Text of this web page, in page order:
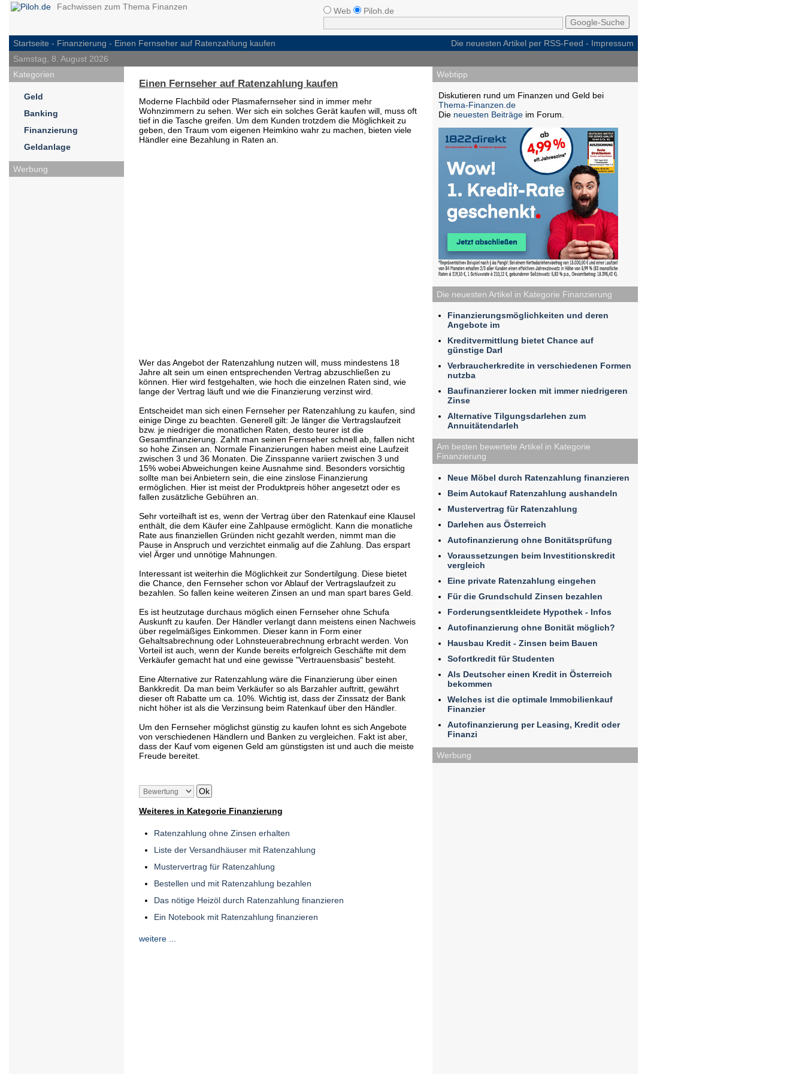
Fachwissen zum Thema Finanzen Web Piloh.de
Startseite - Finanzierung - Einen Fernseher auf Ratenzahlung kaufen Die neuesten Artikel per RSS-Feed - Impressum
Samstag, 8. August 2026
Kategorien
Geld
Banking
Finanzierung
Geldanlage
Werbung
Einen Fernseher auf Ratenzahlung kaufen
Moderne Flachbild oder Plasmafernseher sind in immer mehr
Wohnzimmern zu sehen. Wer sich ein solches Gerät kaufen will, muss oft
tief in die Tasche greifen. Um dem Kunden trotzdem die Möglichkeit zu
geben, den Traum vom eigenen Heimkino wahr zu machen, bieten viele
Händler eine Bezahlung in Raten an.
Wer das Angebot der Ratenzahlung nutzen will, muss mindestens 18
Jahre alt sein um einen entsprechenden Vertrag abzuschließen zu
können. Hier wird festgehalten, wie hoch die einzelnen Raten sind, wie
lange der Vertrag läuft und wie die Finanzierung verzinst wird.
Entscheidet man sich einen Fernseher per Ratenzahlung zu kaufen, sind
einige Dinge zu beachten. Generell gilt: Je länger die Vertragslaufzeit
bzw. je niedriger die monatlichen Raten, desto teurer ist die
Gesamtfinanzierung. Zahlt man seinen Fernseher schnell ab, fallen nicht
so hohe Zinsen an. Normale Finanzierungen haben meist eine Laufzeit
zwischen 3 und 36 Monaten. Die Zinsspanne variiert zwischen 3 und
15% wobei Abweichungen keine Ausnahme sind. Besonders vorsichtig
sollte man bei Anbietern sein, die eine zinslose Finanzierung
ermöglichen. Hier ist meist der Produktpreis höher angesetzt oder es
fallen zusätzliche Gebühren an.
Sehr vorteilhaft ist es, wenn der Vertrag über den Ratenkauf eine Klausel
enthält, die dem Käufer eine Zahlpause ermöglicht. Kann die monatliche
Rate aus finanziellen Gründen nicht gezahlt werden, nimmt man die
Pause in Anspruch und verzichtet einmalig auf die Zahlung. Das erspart
viel Ärger und unnötige Mahnungen.
Interessant ist weiterhin die Möglichkeit zur Sondertilgung. Diese bietet
die Chance, den Fernseher schon vor Ablauf der Vertragslaufzeit zu
bezahlen. So fallen keine weiteren Zinsen an und man spart bares Geld.
Es ist heutzutage durchaus möglich einen Fernseher ohne Schufa
Auskunft zu kaufen. Der Händler verlangt dann meistens einen Nachweis
über regelmäßiges Einkommen. Dieser kann in Form einer
Gehaltsabrechnung oder Lohnsteuerabrechnung erbracht werden. Von
Vorteil ist auch, wenn der Kunde bereits erfolgreich Geschäfte mit dem
Verkäufer gemacht hat und eine gewisse "Vertrauensbasis" besteht.
Eine Alternative zur Ratenzahlung wäre die Finanzierung über einen
Bankkredit. Da man beim Verkäufer so als Barzahler auftritt, gewährt
dieser oft Rabatte um ca. 10%. Wichtig ist, dass der Zinssatz der Bank
nicht höher ist als die Verzinsung beim Ratenkauf über den Händler.
Um den Fernseher möglichst günstig zu kaufen lohnt es sich Angebote
von verschiedenen Händlern und Banken zu vergleichen. Fakt ist aber,
dass der Kauf vom eigenen Geld am günstigsten ist und auch die meiste
Freude bereitet.
Weiteres in Kategorie Finanzierung
Ratenzahlung ohne Zinsen erhalten
Liste der Versandhäuser mit Ratenzahlung
Mustervertrag für Ratenzahlung
Bestellen und mit Ratenzahlung bezahlen
Das nötige Heizöl durch Ratenzahlung finanzieren
Ein Notebook mit Ratenzahlung finanzieren
weitere ...
Webtipp
Diskutieren rund um Finanzen und Geld bei
Thema-Finanzen.de
Die neuesten Beiträgeim Forum.
Die neuesten Artikel in Kategorie Finanzierung
Finanzierungsmöglichkeiten und deren
Angebote im
Kreditvermittlung bietet Chance auf
günstige Darl
Verbraucherkredite in verschiedenen Formen
nutzba
Baufinanzierer locken mit immer niedrigeren
Zinse
Alternative Tilgungsdarlehen zum
Annuitätendarleh
Am besten bewertete Artikel in Kategorie
Finanzierung
Neue Möbel durch Ratenzahlung finanzieren
Beim Autokauf Ratenzahlung aushandeln
Mustervertrag für Ratenzahlung
Darlehen aus Österreich
Autofinanzierung ohne Bonitätsprüfung
Voraussetzungen beim Investitionskredit
vergleich
Eine private Ratenzahlung eingehen
Für die Grundschuld Zinsen bezahlen
Forderungsentkleidete Hypothek - Infos
Autofinanzierung ohne Bonität möglich?
Hausbau Kredit - Zinsen beim Bauen
Sofortkredit für Studenten
Als Deutscher einen Kredit in Österreich
bekommen
Welches ist die optimale Immobilienkauf
Finanzier
Autofinanzierung per Leasing, Kredit oder
Finanzi
Werbung